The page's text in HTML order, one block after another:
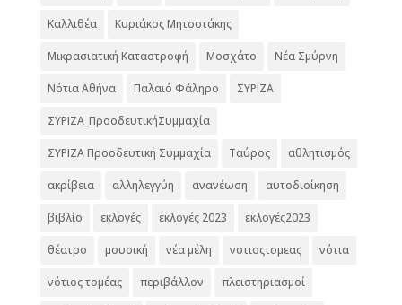
Καλλιθέα Κυριάκος Μητσοτάκης
Μικρασιατική Καταστροφή Μοσχάτο Νέα Σμύρνη
Νότια Αθήνα Παλαιό Φάληρο ΣΥΡΙΖΑ
ΣΥΡΙΖΑ_ΠροοδευτικήΣυμμαχία
ΣΥΡΙΖΑ Προοδευτική Συμμαχία Ταύρος αθλητισμός
ακρίβεια αλληλεγγύη ανανέωση αυτοδιοίκηση
βιβλίο εκλογές εκλογές 2023 εκλογές2023
θέατρο μουσική νέα μέλη νοτιοςτομεας νότια
νότιος τομέας περιβάλλον πλειστηριασμοί